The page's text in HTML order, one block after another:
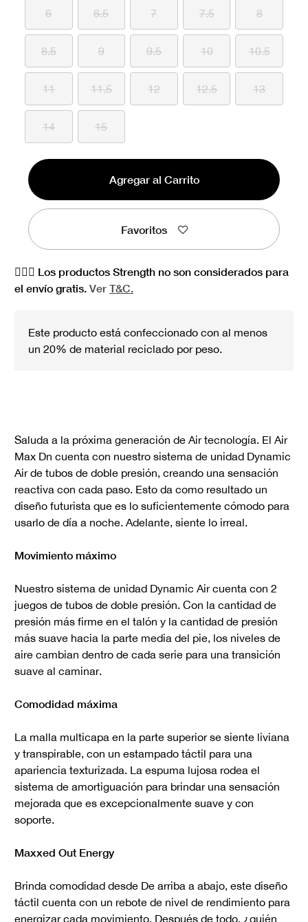
6 6.5 7 7.5 8
8.5 9 9.5 10 10.5
11 11.5 12 12.5 13
14 15
Agregar al Carrito
Favoritos
🏋🏻‍♀️ Los productos Strength no son considerados para
el envío gratis. Ver T&C.
Este producto está confeccionado con al menos
un 20% de material reciclado por peso.
Saluda a la próxima generación de Air tecnología. El Air
Max Dn cuenta con nuestro sistema de unidad Dynamic
Air de tubos de doble presión, creando una sensación
reactiva con cada paso. Esto da como resultado un
diseño futurista que es lo suficientemente cómodo para
usarlo de día a noche. Adelante, siente lo irreal.
Movimiento máximo
Nuestro sistema de unidad Dynamic Air cuenta con 2
juegos de tubos de doble presión. Con la cantidad de
presión más firme en el talón y la cantidad de presión
más suave hacia la parte media del pie, los niveles de
aire cambian dentro de cada serie para una transición
suave al caminar.
Comodidad máxima
La malla multicapa en la parte superior se siente liviana
y transpirable, con un estampado táctil para una
apariencia texturizada. La espuma lujosa rodea el
sistema de amortiguación para brindar una sensación
mejorada que es excepcionalmente suave y con
soporte.
Maxxed Out Energy
Brinda comodidad desde De arriba a abajo, este diseño
táctil cuenta con un rebote de nivel de rendimiento para
energizar cada movimiento. Después de todo, ¿quién